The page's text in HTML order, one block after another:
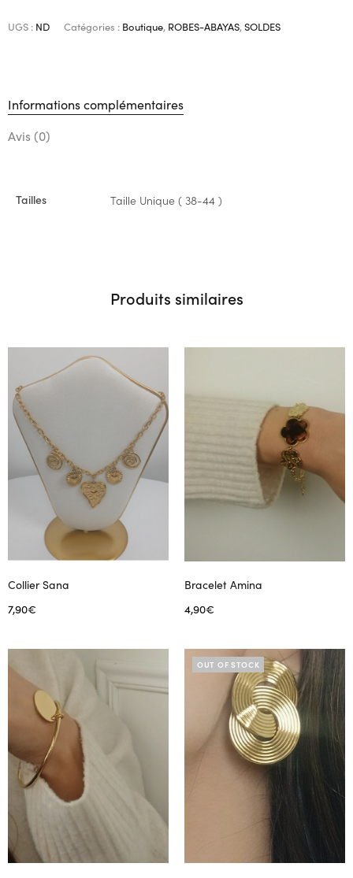
UGS : ND Catégories : Boutique, ROBES-ABAYAS, SOLDES
Informations complémentaires
Avis (0)
Tailles Taille Unique ( 38-44 )
Produits similaires
Collier Sana
7,90€
Bracelet Amina
4,90€
OUT OF STOCK